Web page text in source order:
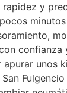
y
confianza
unos